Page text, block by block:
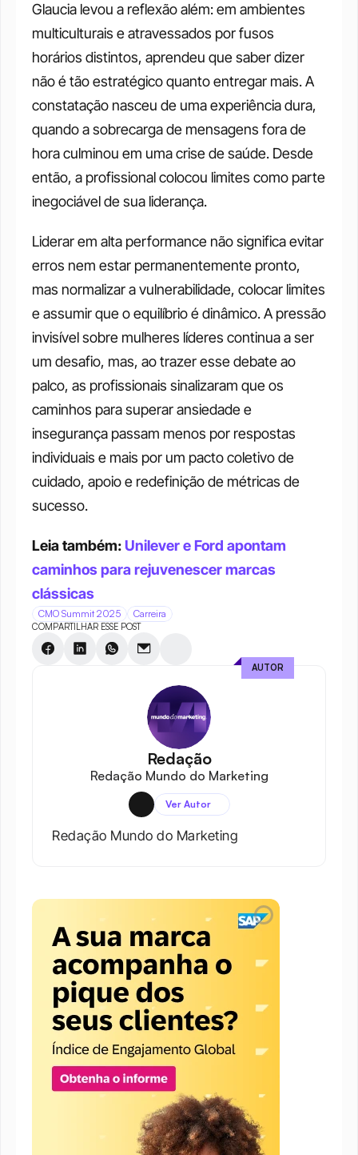
Glaucia levou a reflexão além: em ambientes
multiculturais e atravessados por fusos
horários distintos, aprendeu que saber dizer
não é tão estratégico quanto entregar mais. A
constatação nasceu de uma experiência dura,
quando a sobrecarga de mensagens fora de
hora culminou em uma crise de saúde. Desde
então, a profissional colocou limites como parte
inegociável de sua liderança.
Liderar em alta performance não significa evitar
erros nem estar permanentemente pronto,
mas normalizar a vulnerabilidade, colocar limites
e assumir que o equilíbrio é dinâmico. A pressão
invisível sobre mulheres líderes continua a ser
um desafio, mas, ao trazer esse debate ao
palco, as profissionais sinalizaram que os
caminhos para superar ansiedade e
insegurança passam menos por respostas
individuais e mais por um pacto coletivo de
cuidado, apoio e redefinição de métricas de
sucesso.
Leia também: Unilever e Ford apontam
caminhos para rejuvenescer marcas
clássicas
CMO Summit 2025 Carreira
COMPARTILHAR ESSE POST
Redação
Redação Mundo do Marketing
Ver Autor
Redação Mundo do Marketing
AUTOR